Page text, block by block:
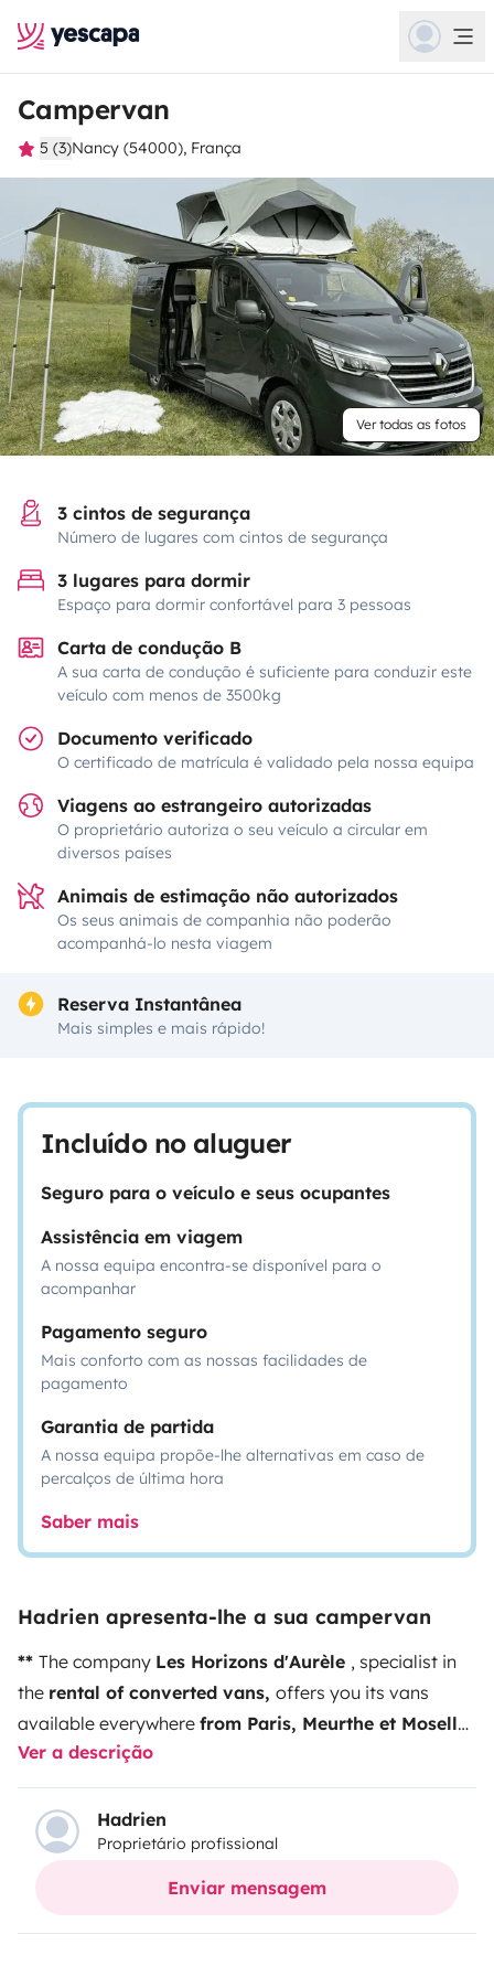
Campervan
5 (3)Nancy (54000), França
Ver todas as fotos
3 cintos de segurança
Número de lugares com cintos de segurança
3 lugares para dormir
Espaço para dormir confortável para 3 pessoas
Carta de condução B
A sua carta de condução é suficiente para conduzir este
veículo com menos de 3500kg
Documento verificado
O certificado de matrícula é validado pela nossa equipa
Viagens ao estrangeiro autorizadas
O proprietário autoriza o seu veículo a circular em
diversos países
Animais de estimação não autorizados
Os seus animais de companhia não poderão
acompanhá-lo nesta viagem
Reserva Instantânea
Mais simples e mais rápido!
Incluído no aluguer
Seguro para o veículo e seus ocupantes
Assistência em viagem
A nossa equipa encontra-se disponível para o
acompanhar
Pagamento seguro
Mais conforto com as nossas facilidades de
pagamento
Garantia de partida
A nossa equipa propõe-lhe alternativas em caso de
percalços de última hora
Saber mais
Hadrien apresenta-lhe a sua campervan
** The company Les Horizons d'Aurèle , specialist in
the rental of converted vans, offers you its vans
available everywhere from Paris, Meurthe et Moselle
(Nancy) and Vosges (Epinal - Dompaire ).* *
is fitted out from a Renault Trafic Grand Confort finish,
Diesel, 3 seats (including one for a child up to 1.35 m),
130 hp manual gearbox.You benefit from a secure,
video-monitored space to park your personal vehicle
with family or friends, for a longer stay, or just a
Ver a descrição
Hadrien
Proprietário profissional
Enviar mensagem